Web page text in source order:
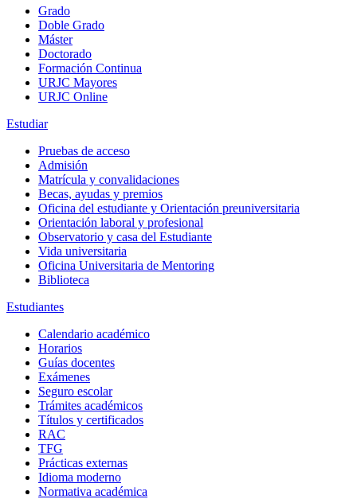
Grado
Doble Grado
Máster
Doctorado
Formación Continua
URJC Mayores
URJC Online
Estudiar
Pruebas de acceso
Admisión
Matrícula y convalidaciones
Becas, ayudas y premios
Oficina del estudiante y Orientación preuniversitaria
Orientación laboral y profesional
Observatorio y casa del Estudiante
Vida universitaria
Oficina Universitaria de Mentoring
Biblioteca
Estudiantes
Calendario académico
Horarios
Guías docentes
Exámenes
Seguro escolar
Trámites académicos
Títulos y certificados
RAC
TFG
Prácticas externas
Idioma moderno
Normativa académica